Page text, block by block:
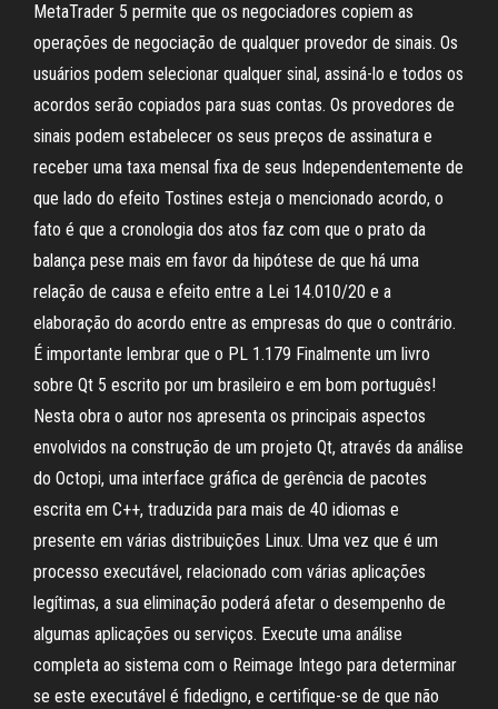
MetaTrader 5 permite que os negociadores copiem as
operações de negociação de qualquer provedor de sinais. Os
usuários podem selecionar qualquer sinal, assiná-lo e todos os
acordos serão copiados para suas contas. Os provedores de
sinais podem estabelecer os seus preços de assinatura e
receber uma taxa mensal fixa de seus Independentemente de
que lado do efeito Tostines esteja o mencionado acordo, o
fato é que a cronologia dos atos faz com que o prato da
balança pese mais em favor da hipótese de que há uma
relação de causa e efeito entre a Lei 14.010/20 e a
elaboração do acordo entre as empresas do que o contrário.
É importante lembrar que o PL 1.179 Finalmente um livro
sobre Qt 5 escrito por um brasileiro e em bom português!
Nesta obra o autor nos apresenta os principais aspectos
envolvidos na construção de um projeto Qt, através da análise
do Octopi, uma interface gráfica de gerência de pacotes
escrita em C++, traduzida para mais de 40 idiomas e
presente em várias distribuições Linux. Uma vez que é um
processo executável, relacionado com várias aplicações
legítimas, a sua eliminação poderá afetar o desempenho de
algumas aplicações ou serviços. Execute uma análise
completa ao sistema com o Reimage Intego para determinar
se este executável é fidedigno, e certifique-se de que não